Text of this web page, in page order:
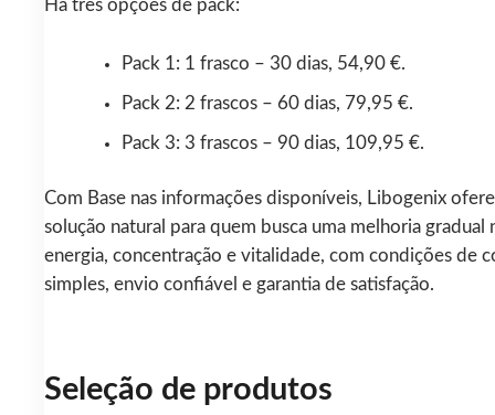
Há três opções de pack:
Pack 1: 1 frasco – 30 dias, 54,90 €.
Pack 2: 2 frascos – 60 dias, 79,95 €.
Pack 3: 3 frascos – 90 dias, 109,95 €.
Com Base nas informações disponíveis, Libogenix
solução natural para quem busca uma melhoria gradual
energia, concentração e vitalidade, com condições de
simples, envio confiável e garantia de satisfação.
Seleção de produtos